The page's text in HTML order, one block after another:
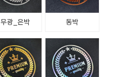
무광_은박 동박